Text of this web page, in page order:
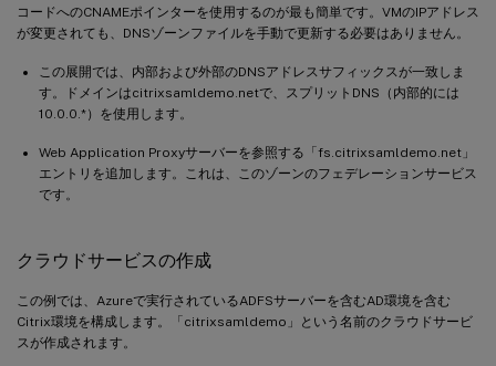
コードへのCNAMEポインターを使用するのが最も簡単です。VMのIPアドレス
が変更されても、DNSゾーンファイルを手動で更新する必要はありません。
この展開では、内部および外部のDNSアドレスサフィックスが一致しま
す。ドメインはcitrixsamldemo.netで、スプリットDNS（内部的には
10.0.0.*）を使用します。
Web Application Proxyサーバーを参照する「fs.citrixsamldemo.net」
エントリを追加します。これは、このゾーンのフェデレーションサービス
です。
クラウドサービスの作成
この例では、Azureで実行されているADFSサーバーを含むAD環境を含む
Citrix環境を構成します。「citrixsamldemo」という名前のクラウドサービ
スが作成されます。